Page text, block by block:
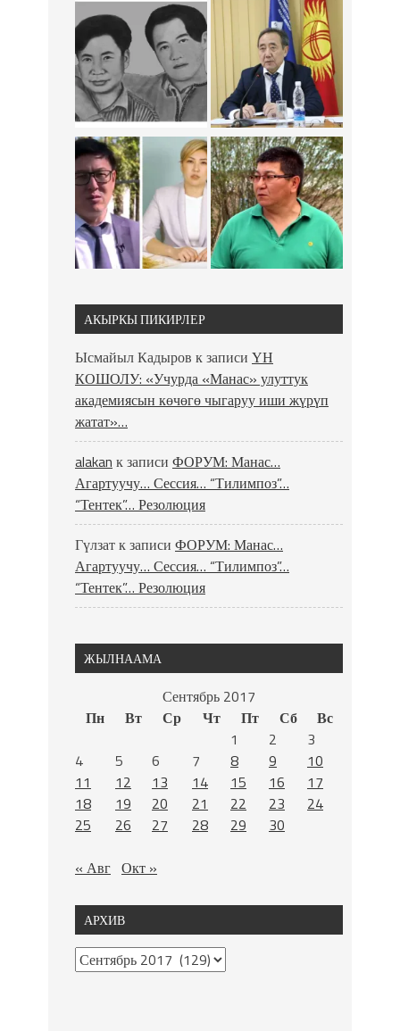
АКЫРКЫ ПИКИРЛЕР
Ысмайыл Кадыров к записи ҮН
КОШОЛУ: «Учурда «Манас» улуттук
академиясын көчөгө чыгаруу иши жүрүп
жатат»…
alakan к записи ФОРУМ: Манас…
Агартуучу… Сессия… “Тилимпоз”…
“Тентек”… Резолюция
Гүлзатк записи ФОРУМ: Манас…
Агартуучу… Сессия… “Тилимпоз”…
“Тентек”… Резолюция
ЖЫЛНААМА
Сентябрь 2017
Пн
Вт Ср Чт Пт Сб
Вс
1
2
3
4
5 6 7 8 9
10
11
12 13 14 15 16
17
18
19 20 21 22 23
24
25
26 27 28 29
30
« Авг Окт »
АРХИВ